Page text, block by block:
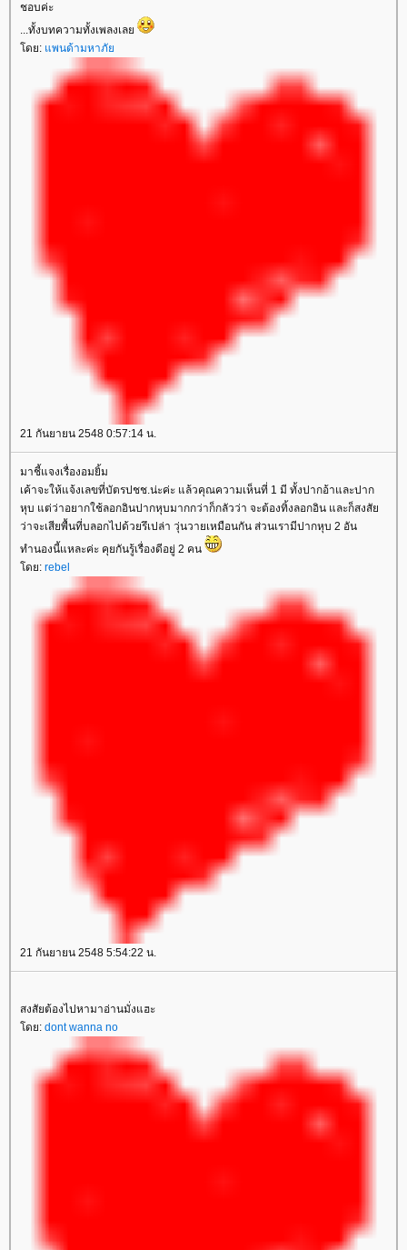
ชอบค่ะ
...ทั้งบทความทั้งเพลงเล
ดย: พนด้ามหาภั
21 กันยายน 2548 0:57:14 น.
มาชี้แจงเรื่องอมยิ้ม
เค้าจะให้แจ้งเลขที่บัตรปชช.น่ะค่ะ แล้วคุณความเห็นที่ 1 มี ทั้งปากอ้าและปาก
หุบ แต่ว่าอยากใช้ลอกอินปากหุบมากกว่าก็กลัวว่า จะต้องทิ้งลอกอิน และก็สงสั
ว่าจะเสียพื้นที่บลอกไปด้วยรึเปล่า วุ่นวายเหมือนกัน ส่วนเรามีปากหุบ 2 อัน
ทำนองนี้แหละค่ะ คุยกันรู้เรื่องดีอยู่ 2 คน
ดย: rebel
21 กันยายน 2548 5:54:22 น.
สงสัยต้องไปหามาอ่านมั่งแฮะ
ดย: dont wanna no